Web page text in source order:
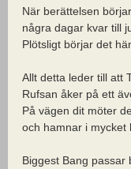
När berättelsen
några dagar kvar till
Plötsligt börjar det
Allt detta leder till att
Rufsan åker på ett
På vägen dit möter
och hamnar i mycket
Biggest Bang passar